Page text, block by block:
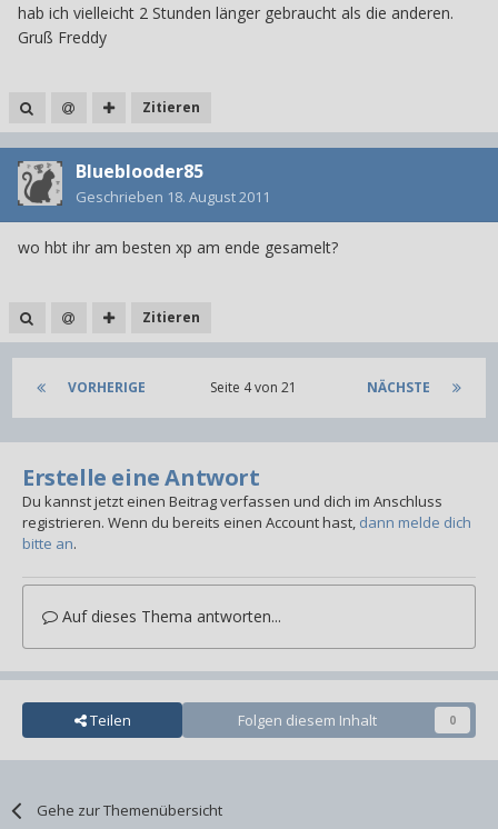
hab ich vielleicht 2 Stunden länger gebraucht als die anderen.
Gruß Freddy
Zitieren
Blueblooder85
Geschrieben 18. August 2011
wo hbt ihr am besten xp am ende gesamelt?
Zitieren
VORHERIGE NÄCHSTE
Seite 4 von 21
Erstelle eine Antwort
Du kannst jetzt einen Beitrag verfassen und dich im Anschluss
registrieren. Wenn du bereits einen Account hast, dann melde dich
bitte an.
Auf dieses Thema antworten...
Teilen Folgen diesem Inhalt 0
Gehe zur Themenübersicht